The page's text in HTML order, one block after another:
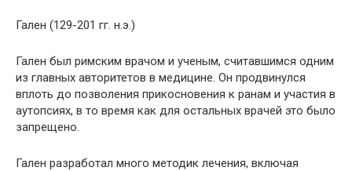
Гален (129-201 гг. н.э.)
Гален был римским врачом и ученым, считавшимся одним
из главных авторитетов в медицине. Он продвинулся
вплоть до позволения прикосновения к ранам и участия в
аутопсиях, в то время как для остальных врачей это было
запрещено.
Гален разработал много методик лечения, включая